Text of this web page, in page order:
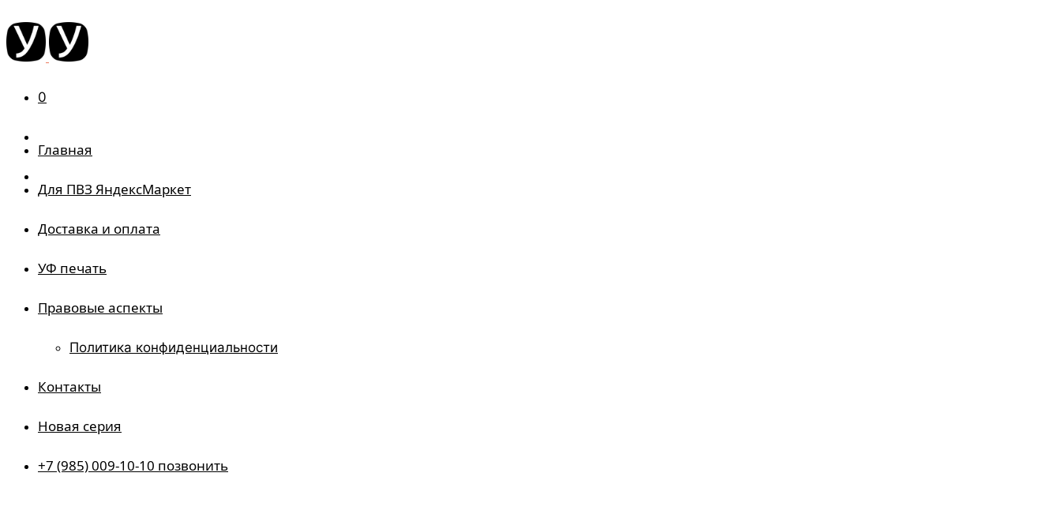
0
Главная
Для ПВЗ ЯндексМаркет
Доставка и оплата
УФ печать
Правовые аспекты
Политика конфиденциальности
Контакты
Новая серия
+7 (985) 009-10-10 позвонить